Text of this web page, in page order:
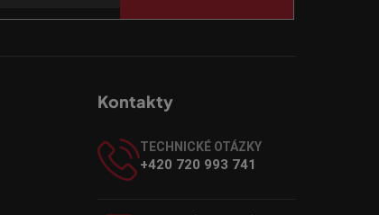
Kontakty
TECHNICKÉ OTÁZKY
+420 720 993 741